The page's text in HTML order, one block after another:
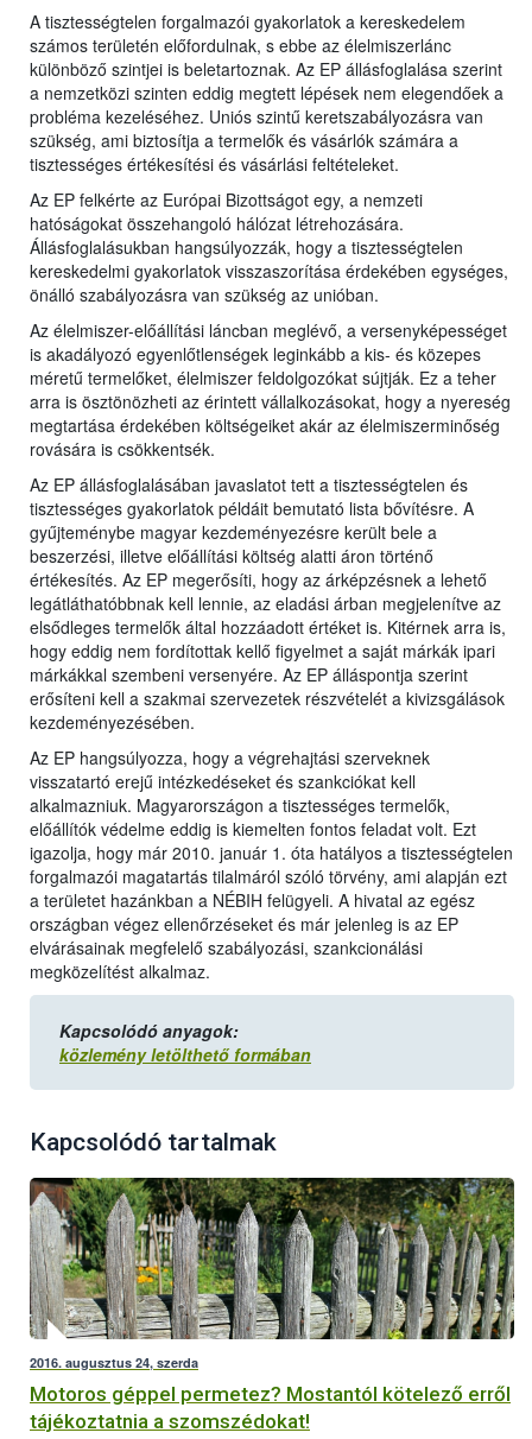
A tisztességtelen forgalmazói gyakorlatok a kereskedelem
számos területén előfordulnak, s ebbe az élelmiszerlánc
különböző szintjei is beletartoznak. Az EP állásfoglalása szerint
a nemzetközi szinten eddig megtett lépések nem elegendőek a
probléma kezeléséhez. Uniós szintű keretszabályozásra van
szükség, ami biztosítja a termelők és vásárlók számára a
tisztességes értékesítési és vásárlási feltételeket.
Az EP felkérte az Európai Bizottságot egy, a nemzeti
hatóságokat összehangoló hálózat létrehozására.
Állásfoglalásukban hangsúlyozzák, hogy a tisztességtelen
kereskedelmi gyakorlatok visszaszorítása érdekében egységes,
önálló szabályozásra van szükség az unióban.
Az élelmiszer-előállítási láncban meglévő, a versenyképességet
is akadályozó egyenlőtlenségek leginkább a kis- és közepes
méretű termelőket, élelmiszer feldolgozókat sújtják. Ez a teher
arra is ösztönözheti az érintett vállalkozásokat, hogy a nyereség
megtartása érdekében költségeiket akár az élelmiszerminőség
rovására is csökkentsék.
Az EP állásfoglalásában javaslatot tett a tisztességtelen és
tisztességes gyakorlatok példáit bemutató lista bővítésre. A
gyűjteménybe magyar kezdeményezésre került bele a
beszerzési, illetve előállítási költség alatti áron történő
értékesítés. Az EP megerősíti, hogy az árképzésnek a lehető
legátláthatóbbnak kell lennie, az eladási árban megjelenítve az
elsődleges termelők által hozzáadott értéket is. Kitérnek arra is,
hogy eddig nem fordítottak kellő figyelmet a saját márkák ipari
márkákkal szembeni versenyére. Az EP álláspontja szerint
erősíteni kell a szakmai szervezetek részvételét a kivizsgálások
kezdeményezésében.
Az EP hangsúlyozza, hogy a végrehajtási szerveknek
visszatartó erejű intézkedéseket és szankciókat kell
alkalmazniuk. Magyarországon a tisztességes termelők,
előállítók védelme eddig is kiemelten fontos feladat volt. Ezt
igazolja, hogy már 2010. január 1. óta hatályos a tisztességtelen
forgalmazói magatartás tilalmáról szóló törvény, ami alapján ezt
a területet hazánkban a NÉBIH felügyeli. A hivatal az egész
országban végez ellenőrzéseket és már jelenleg is az EP
elvárásainak megfelelő szabályozási, szankcionálási
megközelítést alkalmaz.
Kapcsolódó anyagok:
közlemény letölthető formában
Kapcsolódó tartalmak
2016. augusztus 24, szerda
Motoros géppel permetez? Mostantól kötelező erről
tájékoztatnia a szomszédokat!